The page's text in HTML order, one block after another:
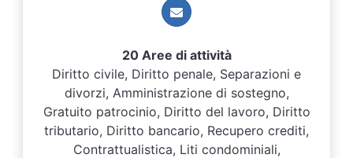
20 Aree di attività
Diritto civile, Diritto penale, Separazioni e
divorzi, Amministrazione di sostegno,
Gratuito patrocinio, Diritto del lavoro, Diritto
tributario, Diritto bancario, Recupero crediti,
Contrattualistica, Liti condominiali,